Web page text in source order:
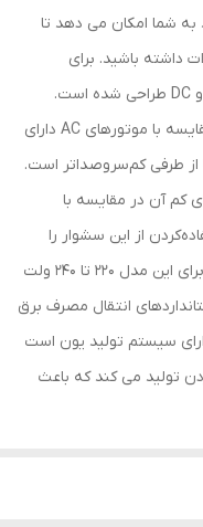
شما امکان می دهد تا
خشک کردن را با مصرف انرژی 2100 وات داشته باشید. برای
سشوارها موتورهای مختلفی در دو نوع AC و DC طراحی شده است.
موتور DC استفاده‌شده در این دستگاه در مقایسه با موتورهای AC دارای
طرفی کم‌سروصدا‌تر است.
کم آن در مقایسه با
از این سشوار را
بسیار آسان‌تر می‌کند.ولتاژ درنظرگرفته‌شده برای این مدل 220 تا 240 ولت
انتقال مصرف برق
سیستم تولید یون است
تولید می کند که باعث